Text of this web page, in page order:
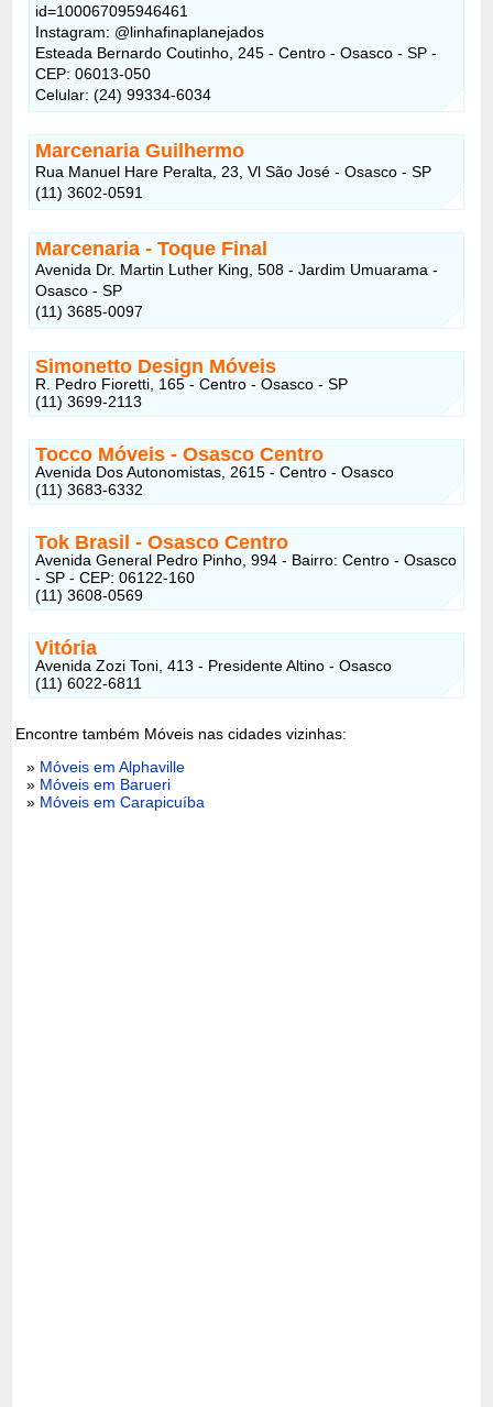
id=100067095946461
Instagram: @linhafinaplanejados
Esteada Bernardo Coutinho, 245 - Centro - Osasco - SP -
CEP: 06013-050
Celular: (24) 99334-6034
Marcenaria Guilhermo
Rua Manuel Hare Peralta, 23, Vl São José - Osasco - SP
(11) 3602-0591
Marcenaria - Toque Final
Avenida Dr. Martin Luther King, 508 - Jardim Umuarama -
Osasco - SP
(11) 3685-0097
Simonetto Design Móveis
R. Pedro Fioretti, 165 - Centro - Osasco - SP
(11) 3699-2113
Tocco Móveis - Osasco Centro
Avenida Dos Autonomistas, 2615 - Centro - Osasco
(11) 3683-6332
Tok Brasil - Osasco Centro
Avenida General Pedro Pinho, 994 - Bairro: Centro - Osasco
- SP - CEP: 06122-160
(11) 3608-0569
Vitória
Avenida Zozi Toni, 413 - Presidente Altino - Osasco
(11) 6022-6811
Encontre também Móveis nas cidades vizinhas:
» Móveis em Alphaville
» Móveis em Barueri
» Móveis em Carapicuíba